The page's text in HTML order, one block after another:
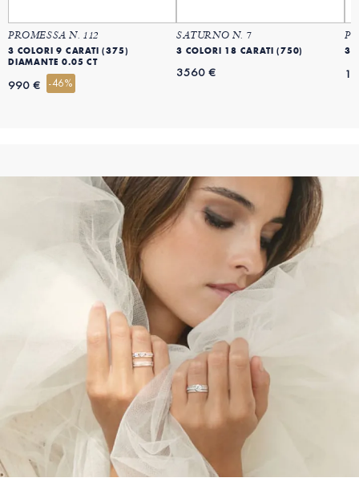
PROMESSA N. 112
3 COLORI 9 CARATI (375)
DIAMANTE 0.05 CT
990 € -46%
SATURNO N. 7
3 COLORI 18 CARATI (750)
3560 €
3